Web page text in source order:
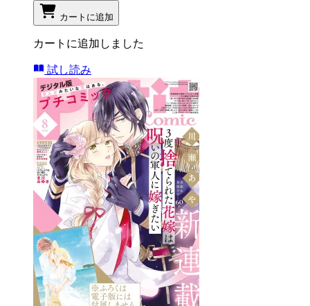
カートに追加
カートに追加しました
試し読み